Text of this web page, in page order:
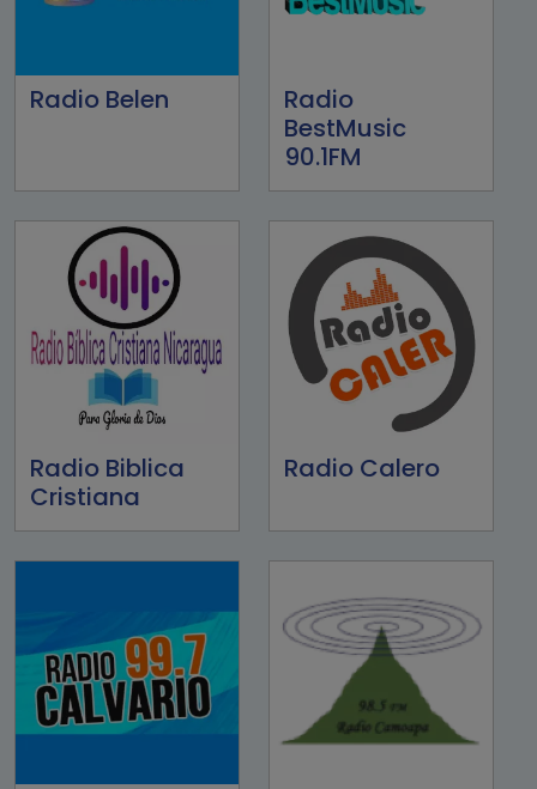
Radio Belen
Radio
BestMusic
90.1FM
Radio Biblica
Cristiana
Radio Calero